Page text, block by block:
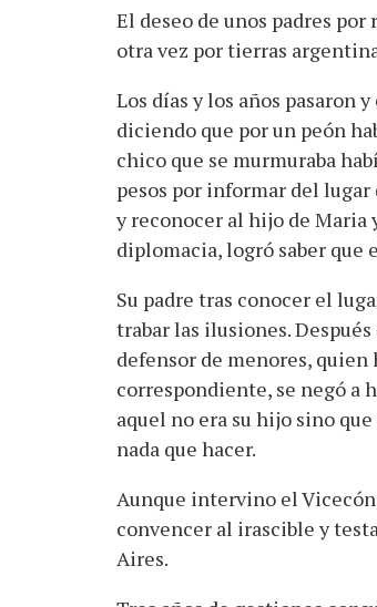
El deseo de unos padres
otra vez por tierras
Los días y los años pasaron
diciendo que por un peón
chico que se murmuraba
pesos por informar del
y reconocer al hijo de Maria
diplomacia, logró saber que
Su padre tras conocer el
trabar las ilusiones.
defensor de menores,
correspondiente, se negó a
aquel no era su hijo sino
nada que hacer.
Aunque intervino el
convencer al irascible y
Aires.